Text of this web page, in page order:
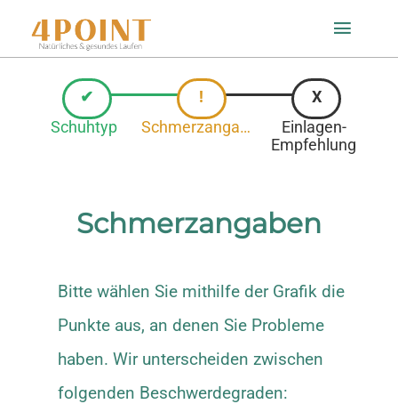
Inhalt
springen
Toggle
Startseite
So geht’s
Mein Konto
Schuhtyp Schmerzangaben
Einlagen-
Empfehlung
Schmerzangaben
Bitte wählen Sie mithilfe der Grafik die
Punkte aus, an denen Sie Probleme
haben. Wir unterscheiden zwischen
folgenden Beschwerdegraden: